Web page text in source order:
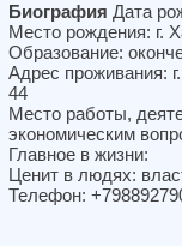
Биография Дата
Место рождения: г.
Образование:
Адрес проживания:
44
Место работы,
экономическим
Главное в жизни:
Ценит в людях:
Телефон: